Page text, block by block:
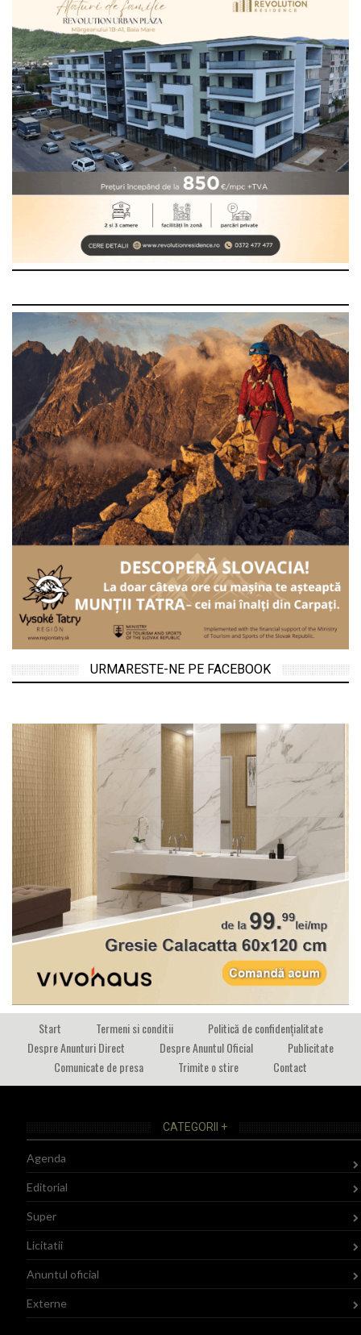
URMARESTE-NE PE FACEBOOK
Start Termeni si conditii
Politică de confidențialitate
Despre Anunturi Direct
Despre Anuntul Oficial
Publicitate
Comunicate de presa
Trimite o stire Contact
CATEGORII +
Agenda
Editorial
Super
Licitatii
Anuntul oficial
Externe